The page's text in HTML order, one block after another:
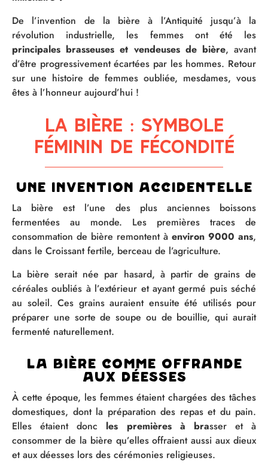
De l’invention de la bière à l’Antiquité jusqu’à la
révolution industrielle, les femmes ont été les
principales brasseuses et vendeuses de bière, avant
d’être progressivement écartées par les hommes. Retour
sur une histoire de femmes oubliée, mesdames, vous
êtes à l’honneur aujourd’hui !
La bière : symbole
féminin de fécondité
Une invention accidentelle
La bière est l’une des plus anciennes boissons
fermentées au monde. Les premières traces de
consommation de bière remontent à environ 9000 ans,
dans le Croissant fertile, berceau de l’agriculture.
La bière serait née par hasard, à partir de grains de
céréales oubliés à l’extérieur et ayant germé puis séché
au soleil. Ces grains auraient ensuite été utilisés pour
préparer une sorte de soupe ou de bouillie, qui aurait
fermenté naturellement.
La bière comme offrande
aux déesses
À cette époque, les femmes étaient chargées des tâches
domestiques, dont la préparation des repas et du pain.
Elles étaient donc les premières à brasser et à
consommer de la bière qu’elles offraient aussi aux dieux
et aux déesses lors des cérémonies religieuses.